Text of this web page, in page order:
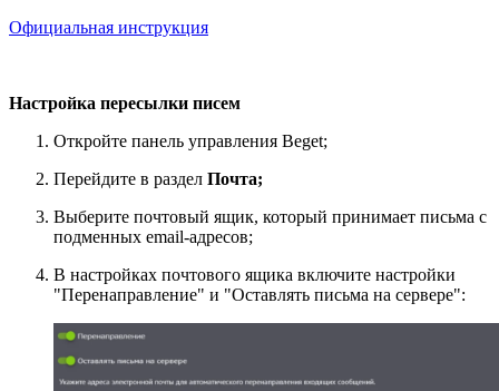
Официальная инструкция
Настройка пересылки писем
Откройте панель управления Beget;
Перейдите в раздел Почта;
Выберите почтовый ящик, который принимает письма с
подменных email-адресов;
В настройках почтового ящика включите настройки
"Перенаправление" и "Оставлять письма на сервере":